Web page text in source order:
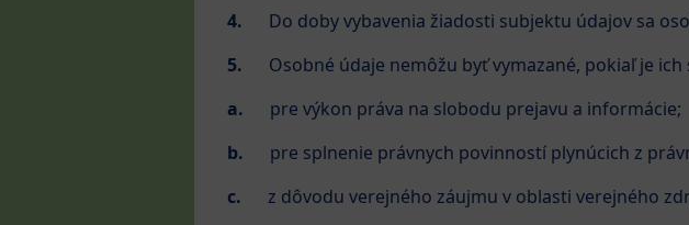
4. Do doby vybavenia žiadosti subjektu údajov sa
5. Osobné údaje nemôžu byť vymazané, pokiaľ je
a. pre výkon práva na slobodu prejavu a informácie;
b. pre splnenie právnych povinností plynúcich z
c. z dôvodu verejného záujmu v oblasti verejného